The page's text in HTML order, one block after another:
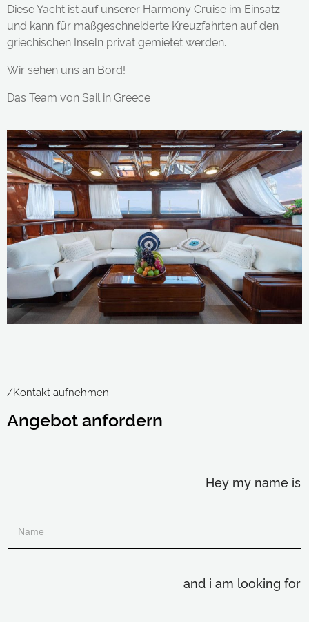
Diese Yacht ist auf unserer Harmony Cruise im Einsatz
und kann für maßgeschneiderte Kreuzfahrten auf den
griechischen Inseln privat gemietet werden.
Wir sehen uns an Bord!
Das Team von Sail in Greece
/Kontakt aufnehmen
Angebot anfordern
Hey my name is
and i am looking for